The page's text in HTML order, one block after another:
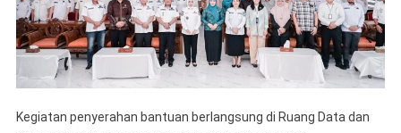
Kegiatan penyerahan bantuan berlangsung di Ruang Data dan